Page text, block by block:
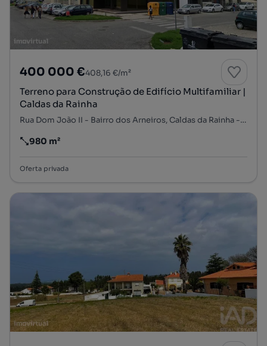
400 000 €408,16 €/m²
Terreno para Construção de Edifício Multifamiliar |
Caldas da Rainha
Rua Dom João II - Bairro dos Arneiros, Caldas da Rainha - Santo Onofre e Serra do Bouro, Caldas da Rainha, Leiria
Preço por metro quadrado
980 m²
Oferta privada